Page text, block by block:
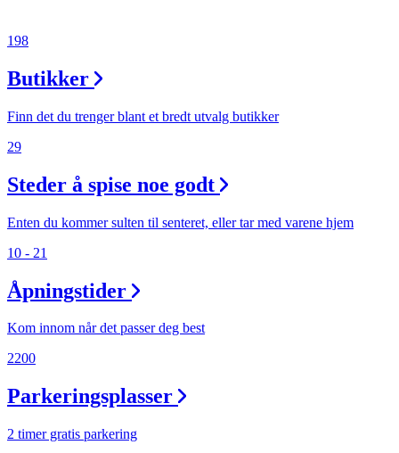
198
Butikker
Finn det du trenger blant et bredt utvalg butikker
29
Steder å spise noe godt
Enten du kommer sulten til senteret, eller tar med varene hjem
10 - 21
Åpningstider
Kom innom når det passer deg best
2200
Parkeringsplasser
2 timer gratis parkering